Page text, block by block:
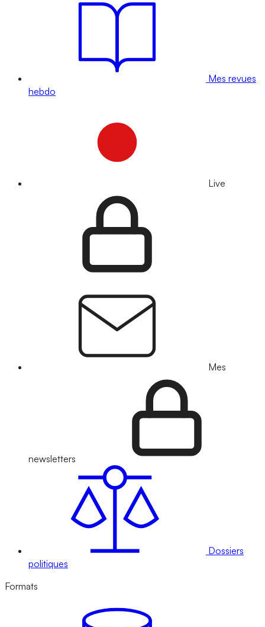
Mes revues
hebdo
Live
Mes
newsletters
Dossiers
politiques
Formats